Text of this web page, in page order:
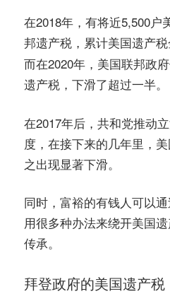
在2018年，有将近5,500户
邦遗产税， 累计美国遗产税
而在2020年，美国联邦政
遗产税，下滑了超过一半。
在2017年后，共和党推动
度，在接下来的几年里，
之出现显著下滑。
同时，富裕的有钱人可以
用很多种办法来绕开美国
传承。
拜登政府的美国遗产税